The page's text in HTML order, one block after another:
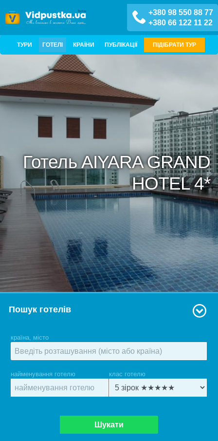
+380 98 550 88 77
+380 66 122 11 22
ТУРИ ГОТЕЛІ КРАЇНИ ПУБЛІКАЦІЇ ПІДІБРАТИ ТУР
Готель AIYARA GRAND
HOTEL 4*
Пошук готелів
країна, місто
найменування готелю клас готелю
Шукати